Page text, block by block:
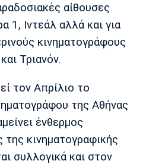
Σίτι
Γιουβέντους
Μίλαν Μπάγερν
αίθουσες
1, Ιντεάλ αλλά και για
κινηματογράφους
Τριανόν.
τον Απρίλιο το
της Αθήνας
ένθερμος
της κινηματογραφικής
συλλογικά και στον